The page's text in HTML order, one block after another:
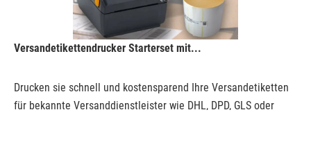
Versandetikettendrucker Starterset mit...
Drucken sie schnell und kostensparend Ihre Versandetiketten
für bekannte Versanddienstleister wie DHL, DPD, GLS oder